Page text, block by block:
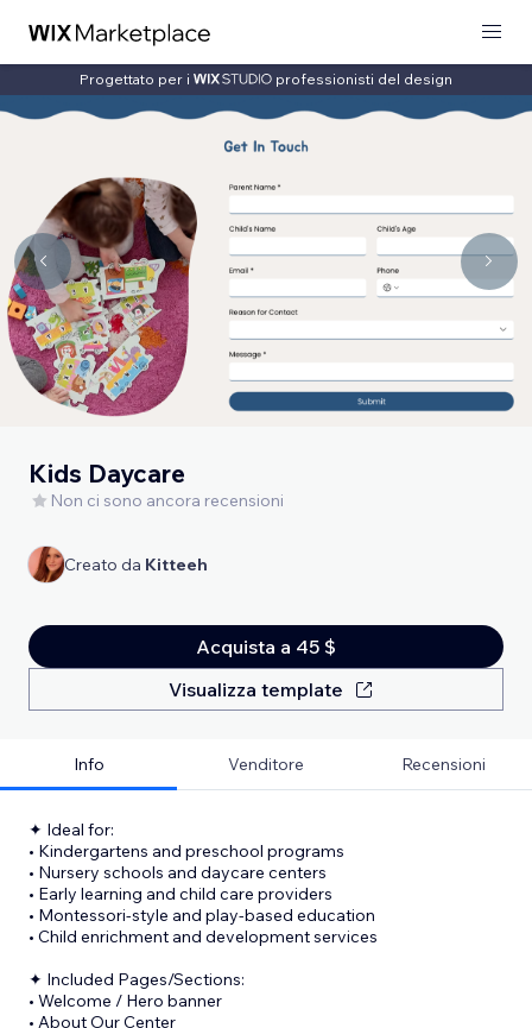
Progettato per i professionisti del design
Kids Daycare
Non ci sono ancora recensioni
Creato da Kitteeh
Acquista a 45 $
Visualizza template
Info Venditore Recensioni
✦ Ideal for:
• Kindergartens and preschool programs
• Nursery schools and daycare centers
• Early learning and child care providers
• Montessori-style and play-based education
• Child enrichment and development services
✦ Included Pages/Sections:
• Welcome / Hero banner
• About Our Center